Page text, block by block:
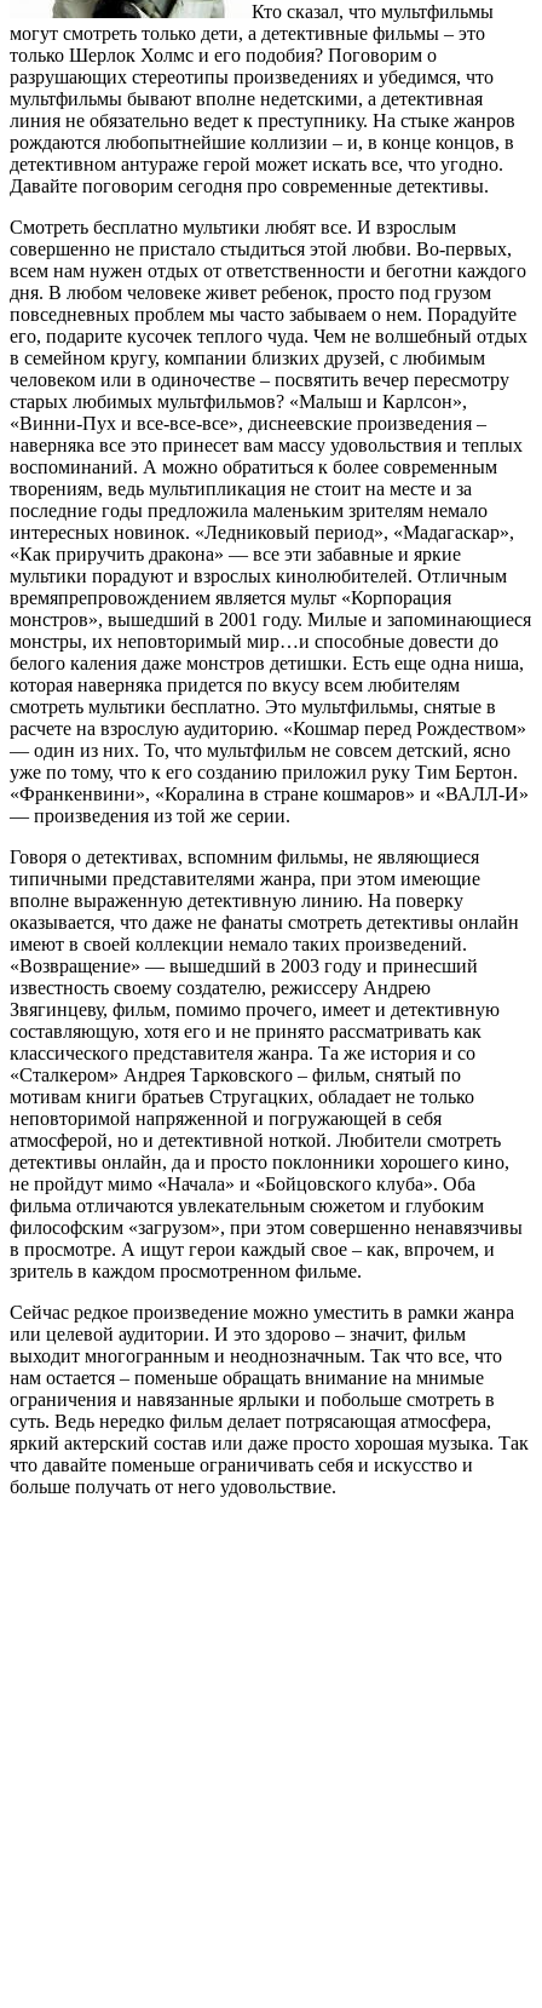
Кто сказал, что мультфильмы
могут смотреть только дети, а детективные фильмы – это
только Шерлок Холмс и его подобия? Поговорим о
разрушающих стереотипы произведениях и убедимся, что
мультфильмы бывают вполне недетскими, а детективная
линия не обязательно ведет к преступнику. На стыке жанров
рождаются любопытнейшие коллизии – и, в конце концов, в
детективном антураже герой может искать все, что угодно.
Давайте поговорим сегодня про современные детективы.
Смотреть бесплатно мультики любят все. И взрослым
совершенно не пристало стыдиться этой любви. Во-первых,
всем нам нужен отдых от ответственности и беготни каждого
дня. В любом человеке живет ребенок, просто под грузом
повседневных проблем мы часто забываем о нем. Порадуйте
его, подарите кусочек теплого чуда. Чем не волшебный отдых
в семейном кругу, компании близких друзей, с любимым
человеком или в одиночестве – посвятить вечер пересмотру
старых любимых мультфильмов? «Малыш и Карлсон»,
«Винни-Пух и все-все-все», диснеевские произведения –
наверняка все это принесет вам массу удовольствия и теплых
воспоминаний. А можно обратиться к более современным
творениям, ведь мультипликация не стоит на месте и за
последние годы предложила маленьким зрителям немало
интересных новинок. «Ледниковый период», «Мадагаскар»,
«Как приручить дракона» — все эти забавные и яркие
мультики порадуют и взрослых кинолюбителей. Отличным
времяпрепровождением является мульт «Корпорация
монстров», вышедший в 2001 году. Милые и запоминающиеся
монстры, их неповторимый мир…и способные довести до
белого каления даже монстров детишки. Есть еще одна ниша,
которая наверняка придется по вкусу всем любителям
смотреть мультики бесплатно. Это мультфильмы, снятые в
расчете на взрослую аудиторию. «Кошмар перед Рождеством»
— один из них. То, что мультфильм не совсем детский, ясно
уже по тому, что к его созданию приложил руку Тим Бертон.
«Франкенвини», «Коралина в стране кошмаров» и «ВАЛЛ-И»
— произведения из той же серии.
Говоря о детективах, вспомним фильмы, не являющиеся
типичными представителями жанра, при этом имеющие
вполне выраженную детективную линию. На поверку
оказывается, что даже не фанаты смотреть детективы онлайн
имеют в своей коллекции немало таких произведений.
«Возвращение» — вышедший в 2003 году и принесший
известность своему создателю, режиссеру Андрею
Звягинцеву, фильм, помимо прочего, имеет и детективную
составляющую, хотя его и не принято рассматривать как
классического представителя жанра. Та же история и со
«Сталкером» Андрея Тарковского – фильм, снятый по
мотивам книги братьев Стругацких, обладает не только
неповторимой напряженной и погружающей в себя
атмосферой, но и детективной ноткой. Любители смотреть
детективы онлайн, да и просто поклонники хорошего кино,
не пройдут мимо «Начала» и «Бойцовского клуба». Оба
фильма отличаются увлекательным сюжетом и глубоким
философским «загрузом», при этом совершенно ненавязчивы
в просмотре. А ищут герои каждый свое – как, впрочем, и
зритель в каждом просмотренном фильме.
Сейчас редкое произведение можно уместить в рамки жанра
или целевой аудитории. И это здорово – значит, фильм
выходит многогранным и неоднозначным. Так что все, что
нам остается – поменьше обращать внимание на мнимые
ограничения и навязанные ярлыки и побольше смотреть в
суть. Ведь нередко фильм делает потрясающая атмосфера,
яркий актерский состав или даже просто хорошая музыка. Так
что давайте поменьше ограничивать себя и искусство и
больше получать от него удовольствие.